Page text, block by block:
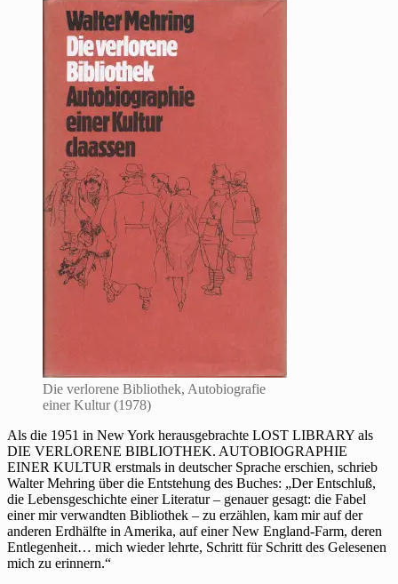
Die verlorene Bibliothek, Autobiografie
einer Kultur (1978)
Als die 1951 in New York herausgebrachte LOST LIBRARY als
DIE VERLORENE BIBLIOTHEK. AUTOBIOGRAPHIE
EINER KULTUR erstmals in deutscher Sprache erschien, schrieb
Walter Mehring über die Entstehung des Buches: „Der Entschluß,
die Lebensgeschichte einer Literatur – genauer gesagt: die Fabel
einer mir verwandten Bibliothek – zu erzählen, kam mir auf der
anderen Erdhälfte in Amerika, auf einer New England-Farm, deren
Entlegenheit… mich wieder lehrte, Schritt für Schritt des Gelesenen
mich zu erinnern.“